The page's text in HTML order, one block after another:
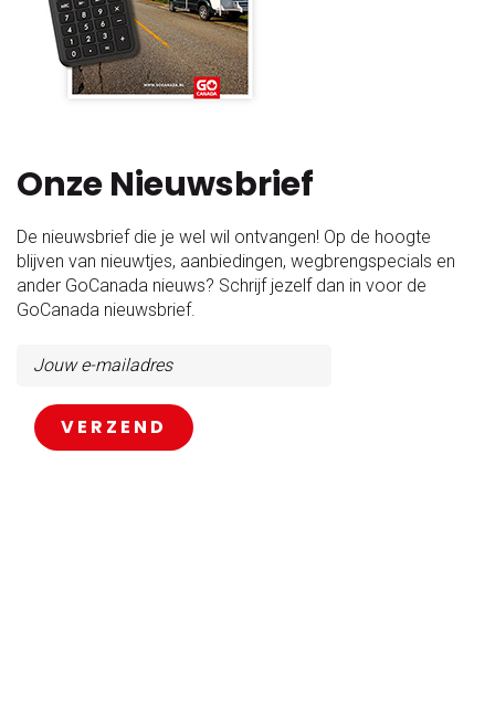
Onze Nieuwsbrief
De nieuwsbrief die je wel wil ontvangen! Op de hoogte
blijven van nieuwtjes, aanbiedingen, wegbrengspecials en
ander GoCanada nieuws? Schrijf jezelf dan in voor de
GoCanada nieuwsbrief.